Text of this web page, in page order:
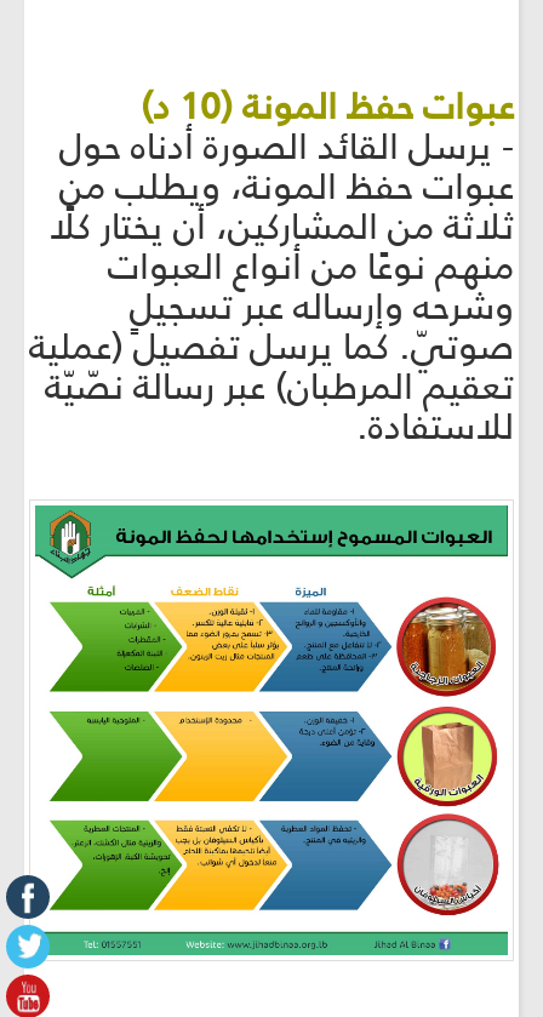
عبوات حفظ المونة (10 د)
- يرسل القائد الصورة أدناه حول
عبوات حفظ المونة، ويطلب من
ثلاثة من المشاركين، أن يختار كلًا
منهم نوعًا من أنواع العبوات
وشرحه وإرساله عبر تسجيلٍ
صوتيّ. كما يرسل تفصيل (عملية
تعقيم المرطبان) عبر رسالة نصّيّة
للاستفادة.